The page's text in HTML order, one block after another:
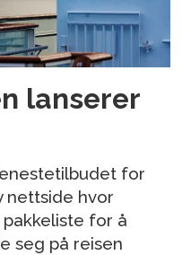
lanserer
for
nettside hvor
for å
seg på reisen